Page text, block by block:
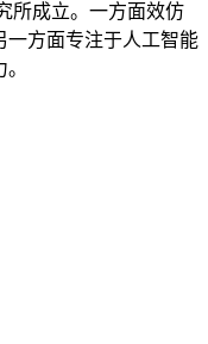
成立。一方面效仿
一方面专注于人工智能